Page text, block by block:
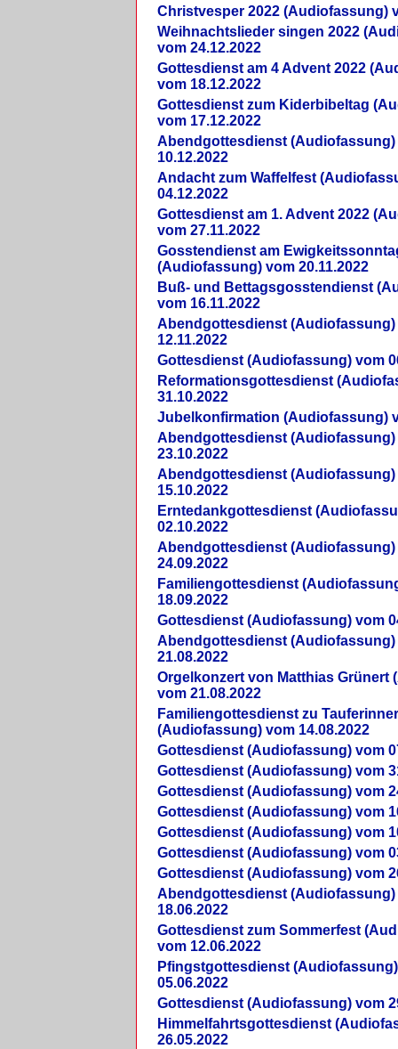
Christvesper 2022 (Audiofassung)
Weihnachtslieder singen 2022
vom 24.12.2022
Gottesdienst am 4 Advent 2022
vom 18.12.2022
Gottesdienst zum Kiderbibeltag
vom 17.12.2022
Abendgottesdienst (Audiofassung)
10.12.2022
Andacht zum Waffelfest
04.12.2022
Gottesdienst am 1. Advent 2022
vom 27.11.2022
Gosstendienst am
(Audiofassung) vom 20.11.2022
Buß- und Bettagsgosstendienst
vom 16.11.2022
Abendgottesdienst (Audiofassung)
12.11.2022
Gottesdienst (Audiofassung) vom
Reformationsgottesdienst
31.10.2022
Jubelkonfirmation (Audiofassung)
Abendgottesdienst (Audiofassung)
23.10.2022
Abendgottesdienst (Audiofassung)
15.10.2022
Erntedankgottesdienst
02.10.2022
Abendgottesdienst (Audiofassung)
24.09.2022
Familiengottesdienst
18.09.2022
Gottesdienst (Audiofassung) vom
Abendgottesdienst (Audiofassung)
21.08.2022
Orgelkonzert von Matthias Grünert
vom 21.08.2022
Familiengottesdienst zu
(Audiofassung) vom 14.08.2022
Gottesdienst (Audiofassung) vom
Gottesdienst (Audiofassung) vom
Gottesdienst (Audiofassung) vom
Gottesdienst (Audiofassung) vom
Gottesdienst (Audiofassung) vom
Gottesdienst (Audiofassung) vom
Gottesdienst (Audiofassung) vom
Abendgottesdienst (Audiofassung)
18.06.2022
Gottesdienst zum Sommerfest
vom 12.06.2022
Pfingstgottesdienst
05.06.2022
Gottesdienst (Audiofassung) vom
Himmelfahrtsgottesdienst
26.05.2022